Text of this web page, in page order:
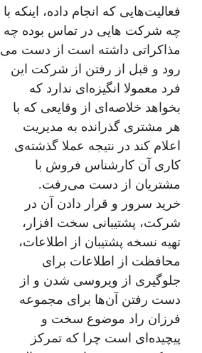
فعالیت‌هایی که انجام داده، اینکه با
چه شرکت هایی در تماس بوده چه
مذاکراتی داشته است از دست می
رود و قبل از رفتن از شرکت این
فرد معمولا انگیزه‌ای ندارد که
بخواهد خلاصه‌ای از وقایعی که با
هر مشتری گذرانده به مدیریت
اعلام کند در نتیجه عملا گذشته‌ی
کاری آن کارشناس فروش با
مشتریان از دست می‌رفت.
خرید سرور و قرار دادن آن در
شرکت، پشتیبانی سخت افزار،
تهیه نسخه پشتیبان از اطلاعات،
محافظت از اطلاعات برای
جلوگیری از ویروسی شدن و از
دست رفتن آن‌ها برای مجموعه
فرزان راد موضوع سخت و
پیچیده‌ای است چرا که تمرکز